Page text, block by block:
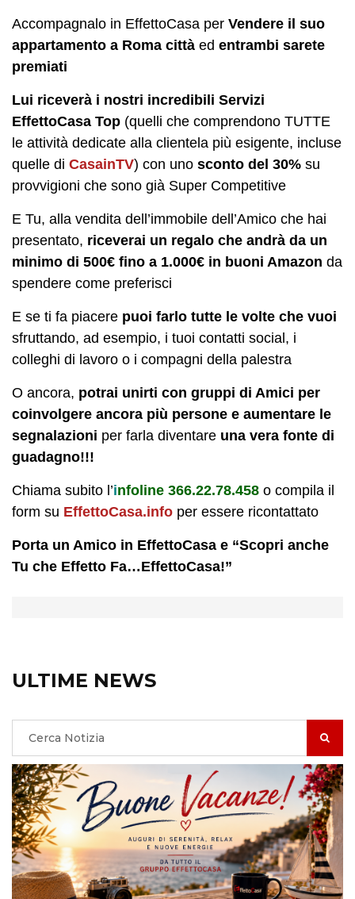
Accompagnalo in EffettoCasa per Vendere il suo
appartamento a Roma città ed entrambi sarete
premiati
Lui riceverà i nostri incredibili Servizi
EffettoCasa Top (quelli che comprendono TUTTE
le attività dedicate alla clientela più esigente, incluse
quelle di CasainTV) con uno sconto del 30% su
provvigioni che sono già Super Competitive
E Tu, alla vendita dell’immobile dell’Amico che hai
presentato, riceverai un regalo che andrà da un
minimo di 500€ fino a 1.000€ in buoni Amazon da
spendere come preferisci
E se ti fa piacere puoi farlo tutte le volte che vuoi
sfruttando, ad esempio, i tuoi contatti social, i
colleghi di lavoro o i compagni della palestra
O ancora, potrai unirti con gruppi di Amici per
coinvolgere ancora più persone e aumentare le
segnalazioni per farla diventare una vera fonte di
guadagno!!!
Chiama subito l’infoline 366.22.78.458 o compila il
form su EffettoCasa.info per essere ricontattato
Porta un Amico in EffettoCasa e “Scopri anche
Tu che Effetto Fa…EffettoCasa!”
ULTIME NEWS